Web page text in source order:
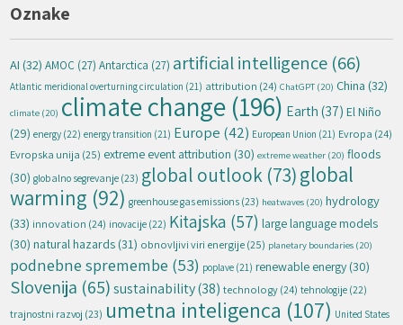
Oznake
AI (32) AMOC (27) Antarctica (27) artificial intelligence (66)
Atlantic meridional overturning circulation (21) attribution (24) ChatGPT (20) China (32)
climate (20) climate change (196) Earth (37) El Niño
(29) energy (22) energy transition (21) Europe (42) European Union (21) Evropa (24)
Evropska unija (25) extreme event attribution (30) extreme weather (20) floods
(30) globalno segrevanje (23) global outlook (73)global
warming (92) greenhouse gas emissions (23) heatwaves (20) hydrology
(33) innovation (24) inovacije (22) Kitajska (57) large language models
(30) natural hazards (31) obnovljivi viri energije(25) planetary boundaries (20)
podnebne spremembe (53) poplave (21) renewable energy (30)
Slovenija (65) sustainability(38) technology(24) tehnologije (22)
trajnostni razvoj (23) umetna inteligenca (107) United States